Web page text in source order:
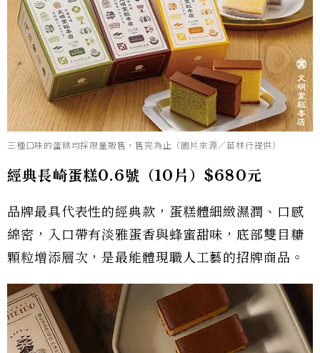
三種口味的蛋糕均採限量販售，售完為止（圖片來源／苗林行提供）
經典長崎蛋糕0.6號（10片）$680元
品牌最具代表性的經典款，蛋糕體細緻濕潤、口感
綿密，入口帶有淡雅蛋香與蜂蜜甜味，底部雙目糖
顆粒增添層次，是最能體現職人工藝的招牌商品。